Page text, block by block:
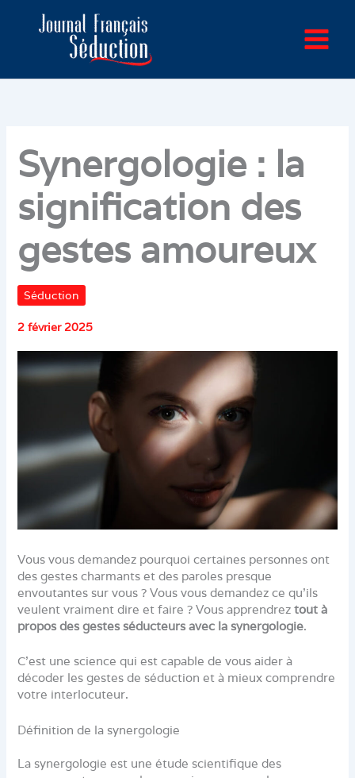
Synergologie : la
signification des
gestes amoureux
Séduction
2 février 2025
Vous vous demandez pourquoi certaines personnes ont
des gestes charmants et des paroles presque
envoutantes sur vous ? Vous vous demandez ce qu’ils
veulent vraiment dire et faire ? Vous apprendreztout à
propos des gestes séducteurs avec la synergologie.
C’est une science qui est capable de vous aider à
décoder les gestes de séduction et à mieux comprendre
votre interlocuteur.
Définition de la synergologie
La synergologie est une étude scientifique des